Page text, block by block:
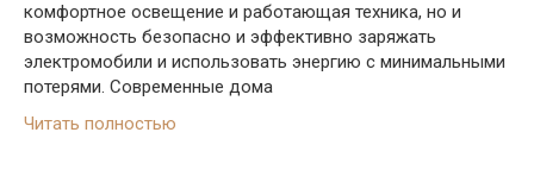
комфортное освещение и работающая техника, но и
возможность безопасно и эффективно заряжать
электромобили и использовать энергию с минимальными
потерями. Современные дома
Читать полностью